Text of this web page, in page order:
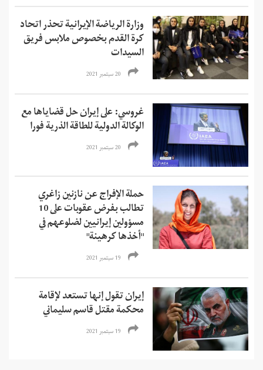
وزارة الرياضة الإيرانية تحذر اتحاد
كرة القدم بخصوص ملابس فريق
السيدات
20 سبتمبر 2021
غروسي: على إيران حل قضاياها مع
الوكالة الدولية للطاقة الذرية فورا
20 سبتمبر 2021
حملة الإفراج عن نازنين زاغري
تطالب بفرض عقوبات على 10
مسؤولين إيرانيين لضلوعهم في
"أخذها كرهينة"
19 سبتمبر 2021
إيران تقول إنها تستعد لإقامة
محكمة مقتل قاسم سليماني
19 سبتمبر 2021